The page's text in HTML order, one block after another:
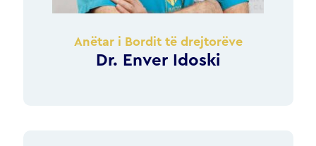
Anëtar i Bordit të drejtorëve
Dr. Enver Idoski